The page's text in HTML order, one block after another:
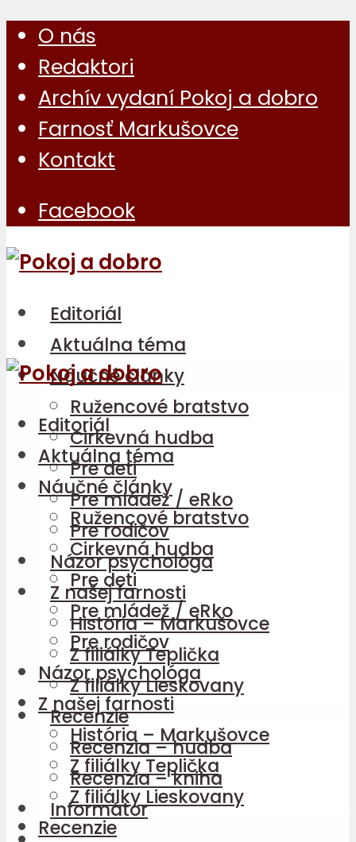
O nás
Redaktori
Archív vydaní Pokoj a dobro
Farnosť Markušovce
Kontakt
Facebook
Editoriál
Aktuálna téma
Náučné články
Ružencové bratstvo
Cirkevná hudba
Pre deti
Pre mládež / eRko
Pre rodičov
Názor psychológa
Z našej farnosti
História – Markušovce
Z filiálky Teplička
Z filiálky Lieskovany
Recenzie
Recenzia – hudba
Recenzia – kniha
Informátor
Editoriál
Aktuálna téma
Náučné články
Ružencové bratstvo
Cirkevná hudba
Pre deti
Pre mládež / eRko
Pre rodičov
Názor psychológa
Z našej farnosti
História – Markušovce
Z filiálky Teplička
Z filiálky Lieskovany
Recenzie